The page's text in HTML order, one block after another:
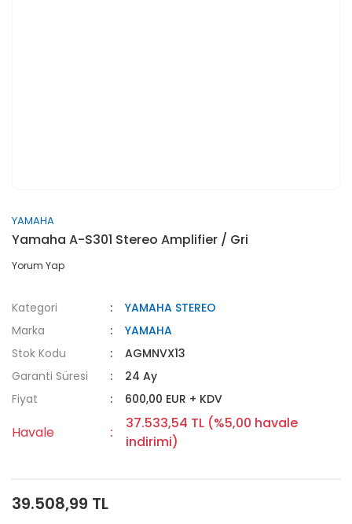
YAMAHA
Yamaha A-S301 Stereo Amplifier / Gri
Yorum Yap
Kategori
YAMAHA STEREO
Marka
YAMAHA
Stok Kodu
AGMNVX13
Garanti Süresi
24 Ay
Fiyat
600,00 EUR + KDV
Havale
37.533,54 TL (%5,00 havale
indirimi)
39.508,99 TL